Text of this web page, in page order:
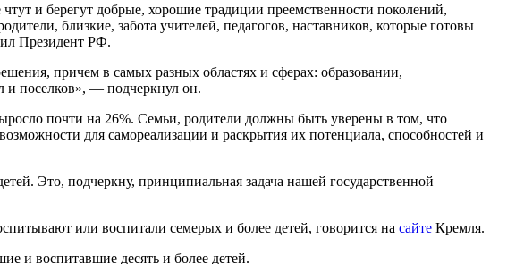
и берегут добрые, хорошие традиции преемственности поколений,
близкие, забота учителей, педагогов, наставников, которые готовы
Президент РФ.
причем в самых разных областях и сферах: образовании,
и поселков», — подчеркнул он.
почти на 26%. Семьи, родители должны быть уверены в том, что
для самореализации и раскрытия их потенциала, способностей и
Это, подчеркну, принципиальная задача нашей государственной
или воспитали семерых и более детей, говорится на сайте Кремля.
и воспитавшие десять и более детей.